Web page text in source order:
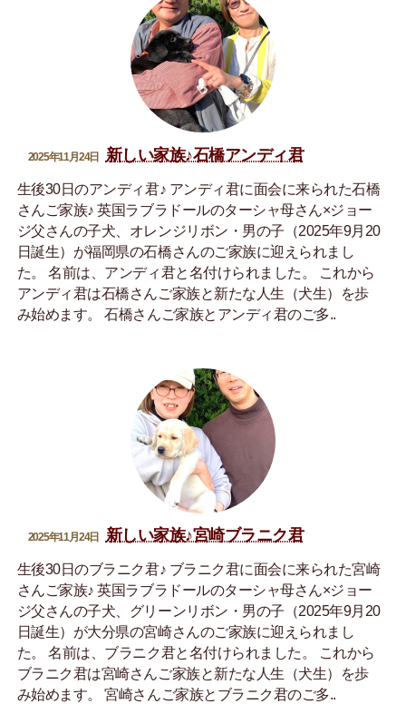
2025年11月24日 新しい家族♪石橋アンディ君
生後30日のアンディ君♪ アンディ君に面会に来られた石橋
さんご家族♪ 英国ラブラドールのターシャ母さん×ジョー
ジ父さんの子犬、オレンジリボン・男の子（2025年9月20
日誕生）が福岡県の石橋さんのご家族に迎えられまし
た。 名前は、アンディ君と名付けられました。 これから
アンディ君は石橋さんご家族と新たな人生（犬生）を歩
み始めます。 石橋さんご家族とアンディ君のご多..
2025年11月24日 新しい家族♪宮崎ブラニク君
生後30日のブラニク君♪ ブラニク君に面会に来られた宮崎
さんご家族♪ 英国ラブラドールのターシャ母さん×ジョー
ジ父さんの子犬、グリーンリボン・男の子（2025年9月20
日誕生）が大分県の宮崎さんのご家族に迎えられまし
た。 名前は、ブラニク君と名付けられました。 これから
ブラニク君は宮崎さんご家族と新たな人生（犬生）を歩
み始めます。 宮崎さんご家族とブラニク君のご多..